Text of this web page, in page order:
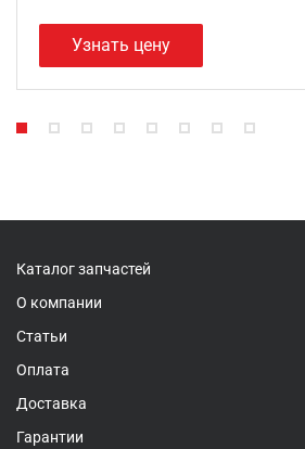
Узнать цену
Каталог запчастей
О компании
Статьи
Оплата
Доставка
Гарантии